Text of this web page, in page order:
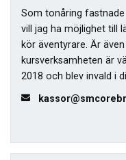
Som tonåring
vill jag ha möjlighet till
kör äventyrare. Är
kursverksamheten är
2018 och blev invald i